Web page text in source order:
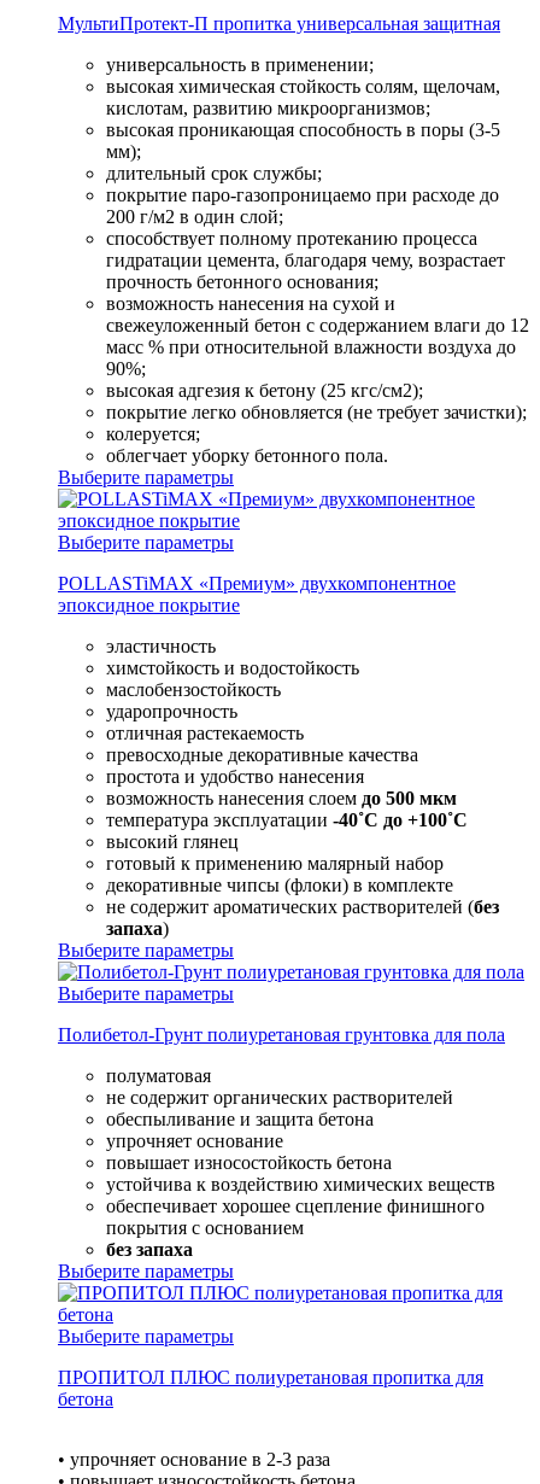
МультиПротект-П пропитка универсальная защитная
универсальность в применении;
высокая химическая стойкость солям, щелочам,
кислотам, развитию микроорганизмов;
высокая проникающая способность в поры (3-5
мм);
длительный срок службы;
покрытие паро-газопроницаемо при расходе до
200 г/м2 в один слой;
способствует полному протеканию процесса
гидратации цемента, благодаря чему, возрастает
прочность бетонного основания;
возможность нанесения на сухой и
свежеуложенный бетон с содержанием влаги до 12
масс % при относительной влажности воздуха до
90%;
высокая адгезия к бетону (25 кгс/см2);
покрытие легко обновляется (не требует зачистки);
колеруется;
облегчает уборку бетонного пола.
Выберите параметры
Выберите параметры
POLLASTiMAX «Премиум» двухкомпонентное
эпоксидное покрытие
эластичность
химстойкость и водостойкость
маслобензостойкость
ударопрочность
отличная растекаемость
превосходные декоративные качества
простота и удобство нанесения
возможность нанесения слоем до 500 мкм
температура эксплуатации -40˚С до +100˚С
высокий глянец
готовый к применению малярный набор
декоративные чипсы (флоки) в комплекте
не содержит ароматических растворителей (без
запаха)
Выберите параметры
Выберите параметры
Полибетол-Грунт полиуретановая грунтовка для пола
полуматовая
не содержит органических растворителей
обеспыливание и защита бетона
упрочняет основание
повышает износостойкость бетона
устойчива к воздействию химических веществ
обеспечивает хорошее сцепление финишного
покрытия с основанием
без запаха
Выберите параметры
Выберите параметры
ПРОПИТОЛ ПЛЮС полиуретановая пропитка для
бетона
• упрочняет основание в 2-3 раза